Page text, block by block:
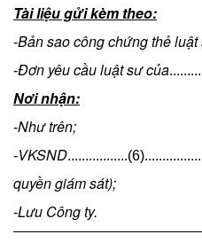
Tài liệu gửi kèm theo:
-Bản sao công chứng thẻ luật
-Đơn yêu cầu luật sư của
Nơi nhận:
-Như trên;
-VKSND
quyền giám sát);
-Lưu Công ty.